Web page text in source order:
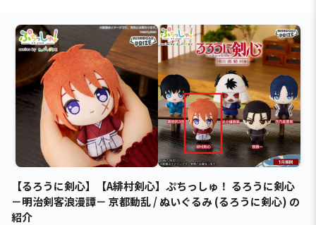
【るろうに剣心】【A緋村剣心】ぷちっしゅ！ るろうに剣心
－明治剣客浪漫譚－ 京都動乱 / ぬいぐるみ (るろうに剣心) の
紹介